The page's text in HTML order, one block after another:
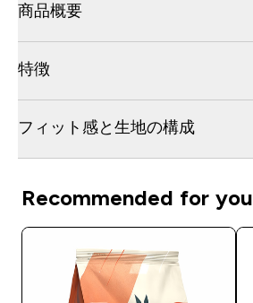
商品概要
特徴
フィット感と生地の構成
Recommended for you